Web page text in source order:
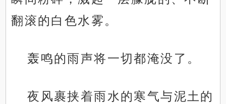
翻滚的白色水雾。
轰鸣的雨声将一切都淹没了。
夜风裹挟着雨水的寒气与泥土的